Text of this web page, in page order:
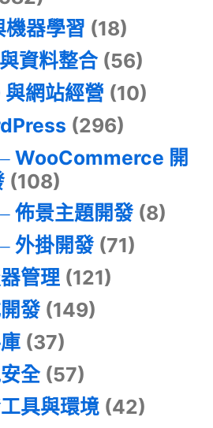
機器學習 (18)
資料整合(56)
與網站經營 (10)
(296)
WooCommerce 開
(108)
佈景主題開發(8)
外掛開發(71)
管理(121)
發(149)
(37)
全(57)
具與環境(42)